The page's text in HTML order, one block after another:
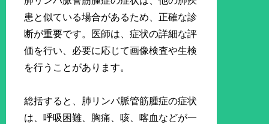
患と似ている場合があるため、正確な診
断が重要です。医師は、症状の詳細な評
価を行い、必要に応じて画像検査や生検
を行うことがあります。
総括すると、肺リンパ脈管筋腫症の症状
は、呼吸困難、胸痛、咳、喀血などが一